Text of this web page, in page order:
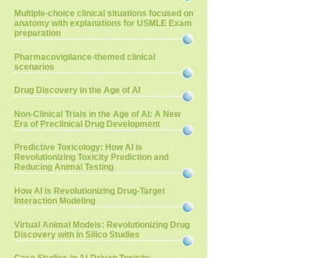
Multiple-choice clinical situations focused on
anatomy with explanations for USMLE Exam
preparation
Pharmacovigilance-themed clinical
scenarios
Drug Discovery in the Age of AI
Non-Clinical Trials in the Age of AI: A New
Era of Preclinical Drug Development
Predictive Toxicology: How AI is
Revolutionizing Toxicity Prediction and
Reducing Animal Testing
How AI is Revolutionizing Drug-Target
Interaction Modeling
Virtual Animal Models: Revolutionizing Drug
Discovery with In Silico Studies